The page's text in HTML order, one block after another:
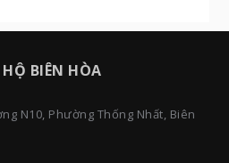
BIÊN HÒA
N10, Phường Thống Nhất, Biên